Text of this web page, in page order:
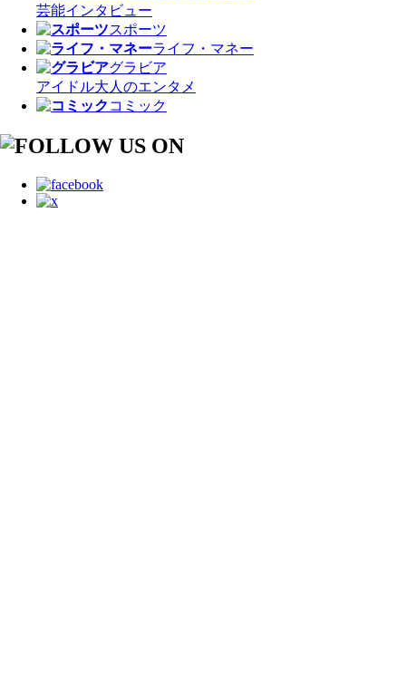
芸能インタビュー
スポーツ
ライフ・マネー
グラビア
アイドル大人のエンタメ
コミック